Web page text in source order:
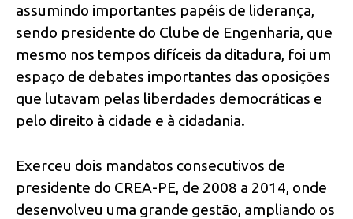
assumindo importantes papéis de liderança,
sendo presidente do Clube de Engenharia, que
mesmo nos tempos difíceis da ditadura, foi um
espaço de debates importantes das oposições
que lutavam pelas liberdades democráticas e
pelo direito à cidade e à cidadania.
Exerceu dois mandatos consecutivos de
presidente do CREA-PE, de 2008 a 2014, onde
desenvolveu uma grande gestão, ampliando os